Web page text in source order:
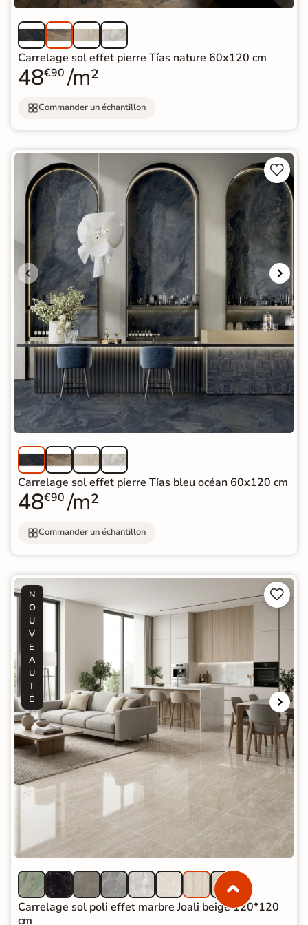
Carrelage sol effet pierre Tías nature 60x120 cm
48€90 /m²
Commander un échantillon


Carrelage sol effet pierre Tías bleu océan 60x120 cm
48€90 /m²
Commander un échantillon
N
O
U
V
E
A
U
T
É


Carrelage sol poli effet marbre Joali beige 120*120
cm